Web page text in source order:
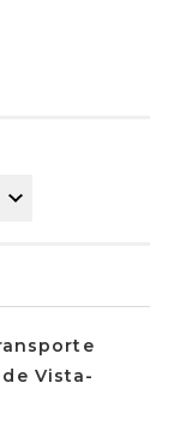
Vista-